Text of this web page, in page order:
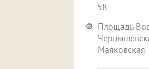
58
Площадь
Маяковская